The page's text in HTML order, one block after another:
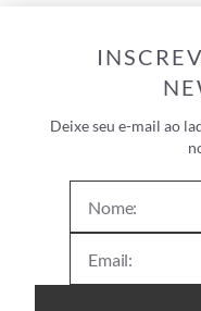
Deixe seu e-mail ao